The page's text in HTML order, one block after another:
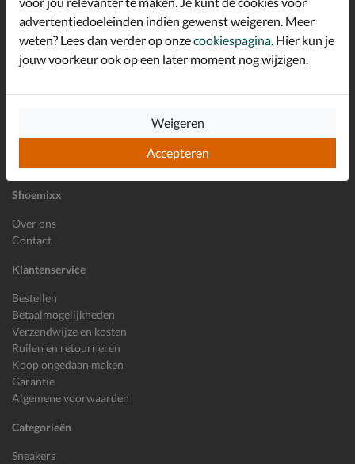
Shoemixx
Over ons
Contact
Klantenservice
Bestellen
Betaalmogelijkheden
Verzendwijze en kosten
Ruilen en retourneren
Koop ongedaan maken
Garantie
Algemene voorwaarden
Categorieën
Sneakers
Schrijf je in voor de Shoemixx nieuwsbrief en ontvang €10,-
welkomstkorting!
Inschrijven
advertentiedoeleinden indien gewenst weigeren. Meer
weten? Lees dan verder op onzecookiespagina. Hier kun je
jouw voorkeur ook op een later moment nog wijzigen.
Accepteren
Weigeren